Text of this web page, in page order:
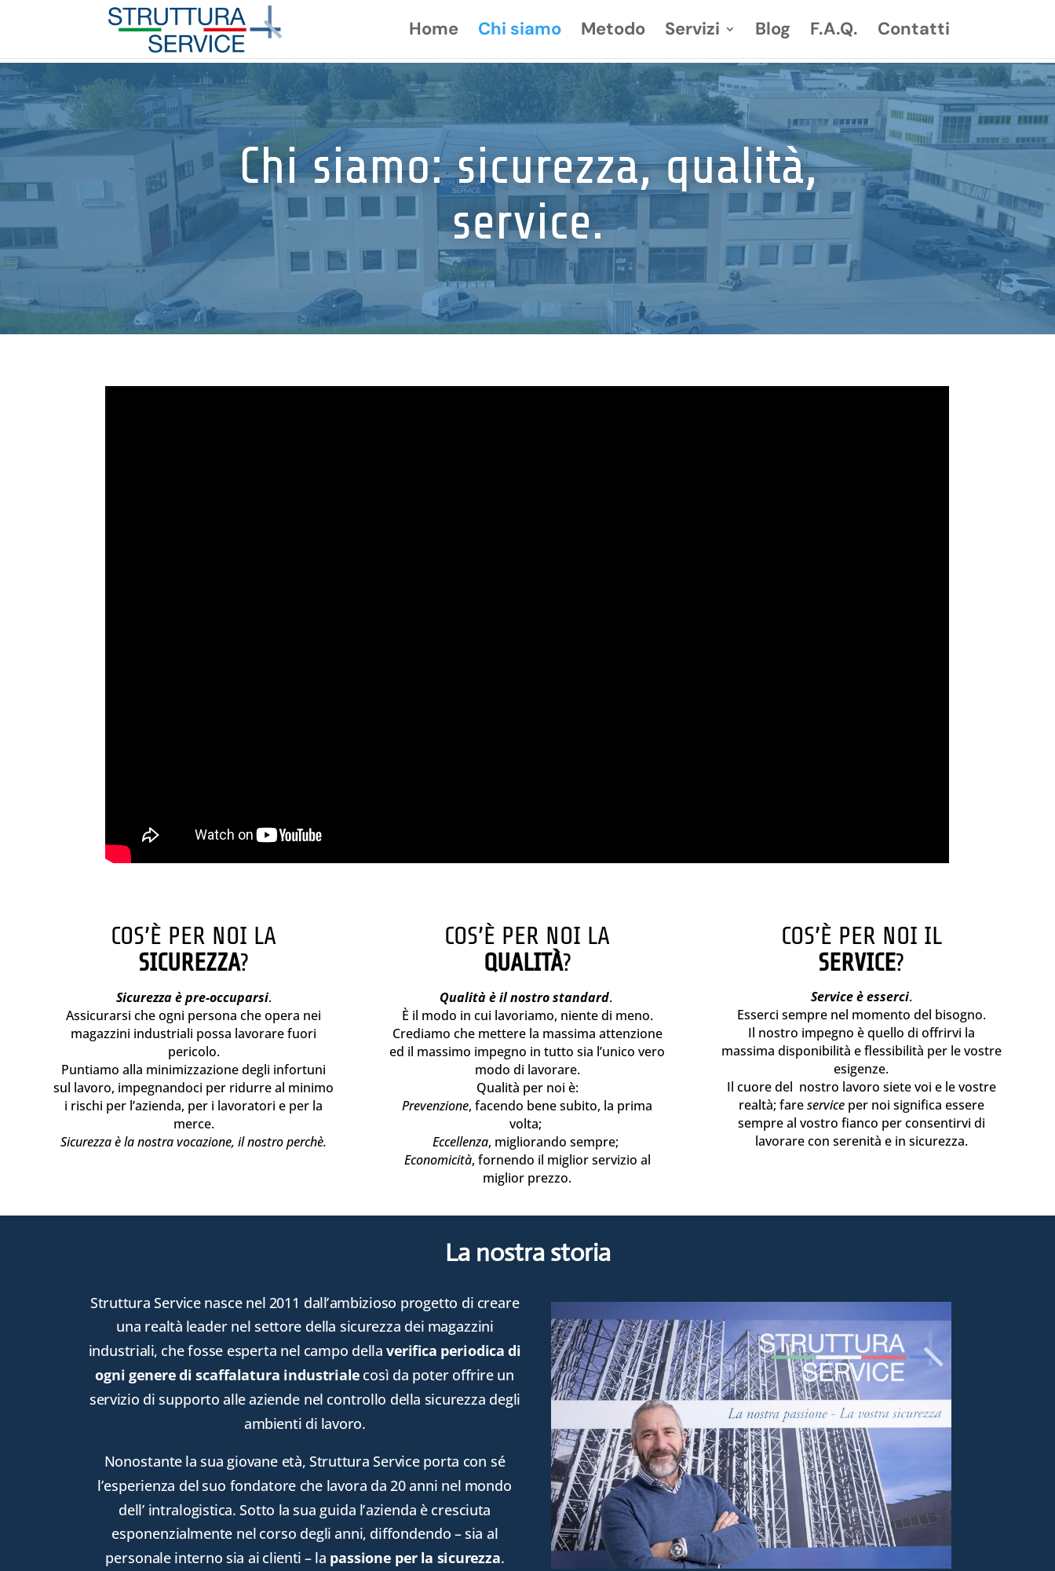
Home Chi siamo Metodo Servizi Blog F.A.Q. Contatti
Chi siamo: sicurezza, qualità,
service.
COS’È PER NOI LA
SICUREZZA?
Sicurezza è pre-occuparsi.
Assicurarsi che ogni persona che opera nei
magazzini industriali possa lavorare fuori
pericolo.
Puntiamo alla minimizzazione degli infortuni
sul lavoro, impegnandoci per ridurre al minimo
i rischi per l’azienda, per i lavoratori e per la
merce.
Sicurezza è la nostra vocazione, il nostro perchè.
COS’È PER NOI LA
QUALITÀ?
Qualità è il nostro standard.
È il modo in cui lavoriamo, niente di meno.
Crediamo che mettere la massima attenzione
ed il massimo impegno in tutto sia l’unico vero
modo di lavorare.
Qualità per noi è:
Prevenzione, facendo bene subito, la prima
volta;
Eccellenza, migliorando sempre;
Economicità, fornendo il miglior servizio al
miglior prezzo.
COS’È PER NOI IL
SERVICE?
Service è esserci.
Esserci sempre nel momento del bisogno.
Il nostro impegno è quello di offrirvi la
massima disponibilità e flessibilità per le vostre
esigenze.
Il cuore del nostro lavoro siete voi e le vostre
realtà; fareserviceper noi significa essere
sempre al vostro fianco per consentirvi di
lavorare con serenità e in sicurezza.
La nostra storia
Struttura Service nasce nel 2011 dall’ambizioso progetto di creare
una realtà leader nel settore della sicurezza dei magazzini
industriali, che fosse esperta nel campo dellaverifica periodica di
ogni genere di scaffalatura industriale così da poter offrire un
servizio di supporto alle aziende nel controllo della sicurezza degli
ambienti di lavoro.
Nonostante la sua giovane età, Struttura Service porta con sé
l’esperienza del suo fondatore che lavora da 20 anni nel mondo
dell’ intralogistica. Sotto la sua guida l’azienda è cresciuta
esponenzialmente nel corso degli anni, diffondendo – sia al
personale interno sia ai clienti – la passione per la sicurezza.
Struttura Service nasce nel 2011 dall’ambizioso progetto di creare
una realtà leader nel settore della sicurezza dei magazzini
industriali, che fosse esperta nel campo dellaverifica periodica di
ogni genere di scaffalatura industriale così da poter offrire un
servizio di supporto alle aziende nel controllo della sicurezza degli
ambienti di lavoro.
Nonostante la sua giovane età, Struttura Service porta con sé
l’esperienza del suo fondatore che lavora da 20 anni nel mondo
dell’ intralogistica. Sotto la sua guida l’azienda è cresciuta
esponenzialmente nel corso degli anni, diffondendo – sia al
personale interno sia ai clienti – la passione per la sicurezza.